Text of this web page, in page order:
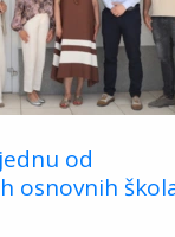
od
osnovnih